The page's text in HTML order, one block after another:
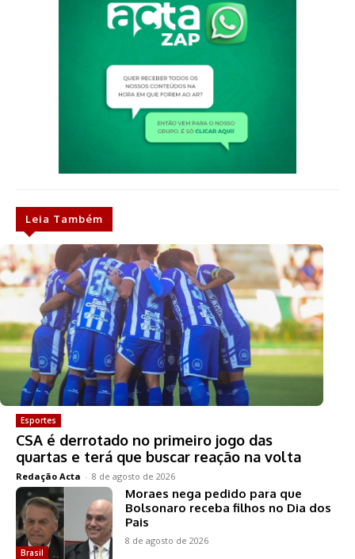
Leia Também
Esportes
CSA é derrotado no primeiro jogo das
quartas e terá que buscar reação na volta
Redação Acta - 8 de agosto de 2026
Brasil
Moraes nega pedido para que
Bolsonaro receba filhos no Dia dos
Pais
8 de agosto de 2026